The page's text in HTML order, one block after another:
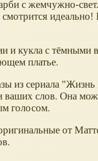
с жемчужно-
смотрится
и кукла с тёмными
платье.
из сериала
слов. Она
голосом.
от